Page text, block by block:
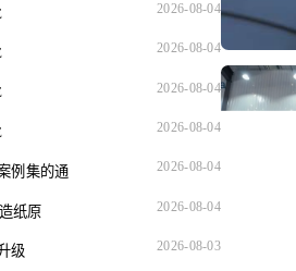
2026-08-04
2026-08-04
2026-08-04
2026-08-04
例集的通 2026-08-04
纸原 2026-08-04
级 2026-08-03